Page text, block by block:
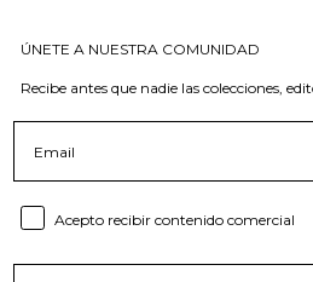
ÚNETE A NUESTRA COMUNIDAD
Recibe antes que nadie las colecciones,
Consent email
Acepto recibir contenido comercial